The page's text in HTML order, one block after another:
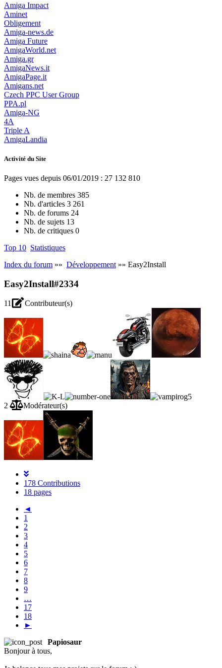
Amiga Impact
Aminet
Obligement
Amiga-news.de
Amiga Future
AmigaWorld.net
Amiga.gr
AmigaNews.it
AmigaPage.it
Amigans.net
Czech PPC User Group
PPA.pl
Amiga-NG
4A
Triple A
AmigaLandia
Activité du Site
Pages vues depuis 06/01/2019 : 27 132 810
Nb. de membres 385
Nb. d'articles 3 261
Nb. de forums 24
Nb. de sujets 13
Nb. de critiques 0
Top 10 Statistiques
Index du forum »» Développement »» Easy2Install
Easy2Install#2334
11 Contributeur(s)
2 Modérateur(s)
178 Contributions
18 pages
◄
1
2
3
4
5
6
7
8
9
…
17
18
►
Papiosaur
Bonjour à tous,